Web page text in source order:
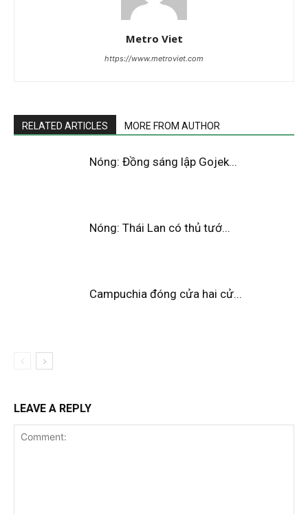
Metro Viet
https://www.metroviet.com
RELATED ARTICLES MORE FROM AUTHOR
Nóng: Đồng sáng lập Gojek...
Nóng: Thái Lan có thủ tướ...
Campuchia đóng cửa hai cử...
LEAVE A REPLY